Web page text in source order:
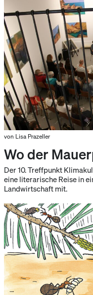
von Lisa Prazeller
Wo der
Der 10. Treffpunkt
eine literarische Reise in
Landwirtschaft mit.